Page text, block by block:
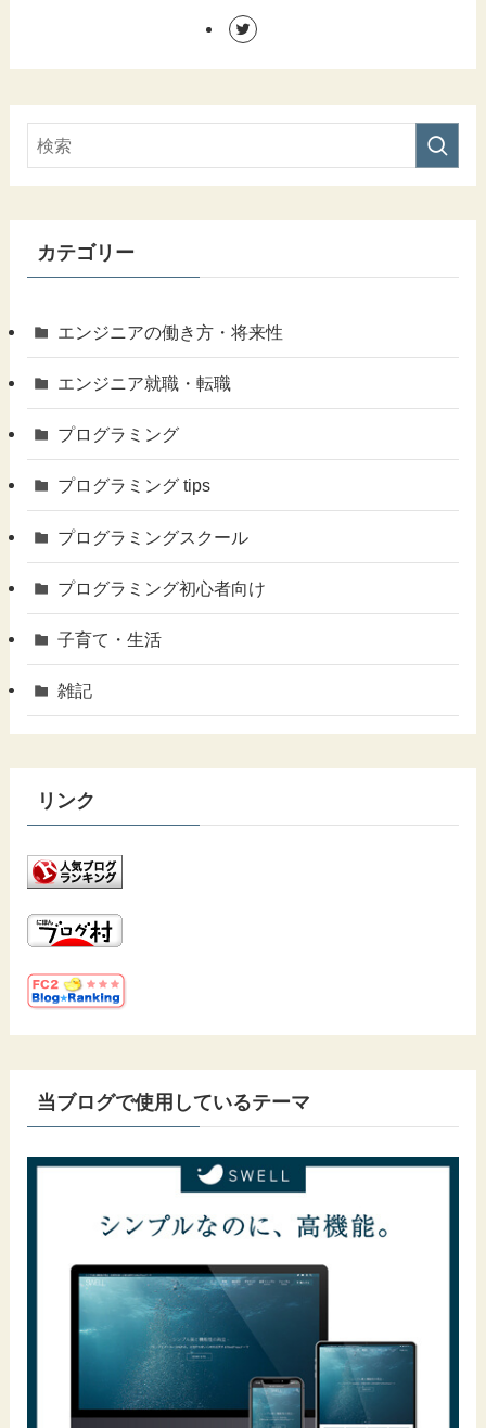
カテゴリー
エンジニアの働き方・将来性
エンジニア就職・転職
プログラミング
プログラミング tips
プログラミングスクール
プログラミング初心者向け
子育て・生活
雑記
リンク
当ブログで使用しているテーマ